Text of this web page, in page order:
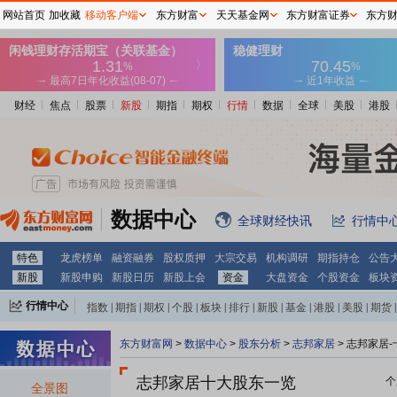
财经 焦点 股票 新股 期指 期权 行情 数据 全球 美股 港股
数据中心 全球财经快讯 行情中
特色 龙虎榜单 融资融券 股权质押 大宗交易 机构调研 期指持仓
公告
新股
新股申购 新股日历 新股上会 资金 大盘资金 个股资金 板块
行情中心 指数 期指 期权 个股 板块 排行 新股 基金 港股 美股 期货
全景图
东方财富网 > 数据中心 > 股东分析 > 志邦家居 > 志邦家居-
志邦家居十大股东一览
网站首页 加收藏 移动客户端 东方财富 天天基金网 东方财富证券 东方